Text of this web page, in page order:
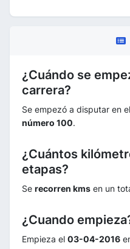
¿Cuándo se
carrera?
Se empezó a disputar en el
número 100.
¿Cuántos
etapas?
Se recorren kms en un
¿Cuando
Empieza el 03-04-2016